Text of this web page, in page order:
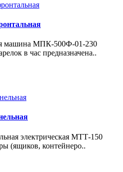
машина МПК-500Ф-01-230
в час предназначена..
электрическая МТТ-150
(ящиков, контейнеро..